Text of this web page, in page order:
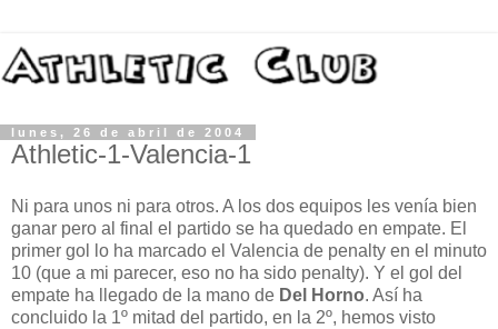
lunes, 26 de abril de 2004
Athletic-1-Valencia-1
Ni para unos ni para otros. A los dos equipos les venía bien
ganar pero al final el partido se ha quedado en empate. El
primer gol lo ha marcado el Valencia de penalty en el minuto
10 (que a mi parecer, eso no ha sido penalty). Y el gol del
empate ha llegado de la mano de Del Horno. Así ha
concluido la 1º mitad del partido, en la 2º, hemos visto